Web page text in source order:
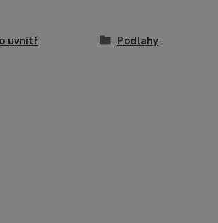
uvnitř Podlahy